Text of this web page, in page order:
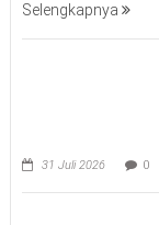
Selengkapnya
31 Juli 2026 0